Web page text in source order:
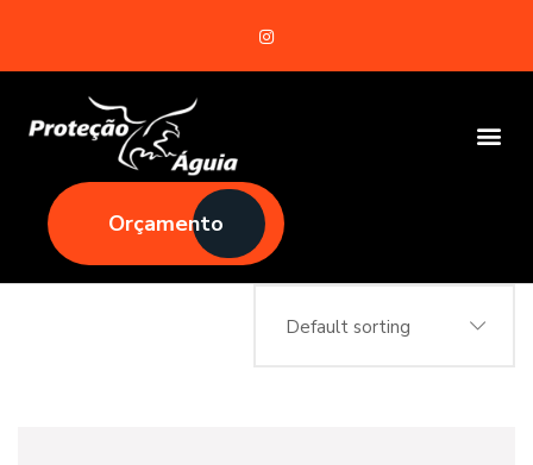
Orçamento
Default sorting